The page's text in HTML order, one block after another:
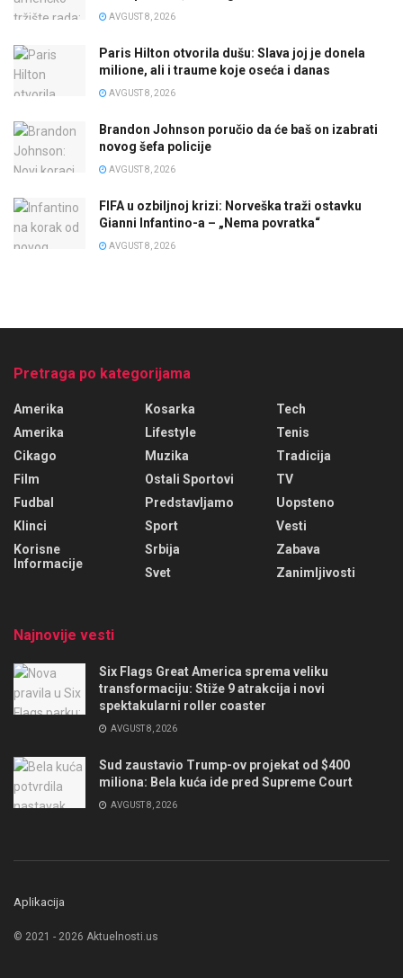
AVGUST 8, 2026
Paris Hilton otvorila dušu: Slava joj je donela
milione, ali i traume koje oseća i danas
AVGUST 8, 2026
Brandon Johnson poručio da će baš on izabrati
novog šefa policije
AVGUST 8, 2026
FIFA u ozbiljnoj krizi: Norveška traži ostavku
Gianni Infantino-a – „Nema povratka“
AVGUST 8, 2026
Pretraga po kategorijama
Amerika
Amerika
Cikago
Film
Fudbal
Klinci
Korisne
Informacije
Kosarka
Lifestyle
Muzika
Ostali Sportovi
Predstavljamo
Sport
Srbija
Svet
Tech
Tenis
Tradicija
TV
Uopsteno
Vesti
Zabava
Zanimljivosti
Najnovije vesti
Six Flags Great America sprema veliku
transformaciju: Stiže 9 atrakcija i novi
spektakularni roller coaster
AVGUST 8, 2026
Sud zaustavio Trump-ov projekat od $400
miliona: Bela kuća ide pred Supreme Court
AVGUST 8, 2026
Aplikacija
© 2021 - 2026 Aktuelnosti.us